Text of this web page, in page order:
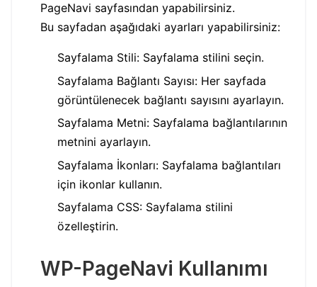
PageNavi sayfasından yapabilirsiniz.
Bu sayfadan aşağıdaki ayarları yapabilirsiniz:
Sayfalama Stili: Sayfalama stilini seçin.
Sayfalama Bağlantı Sayısı: Her sayfada
görüntülenecek bağlantı sayısını ayarlayın.
Sayfalama Metni: Sayfalama bağlantılarının
metnini ayarlayın.
Sayfalama İkonları: Sayfalama bağlantıları
için ikonlar kullanın.
Sayfalama CSS: Sayfalama stilini
özelleştirin.
WP-PageNavi Kullanımı